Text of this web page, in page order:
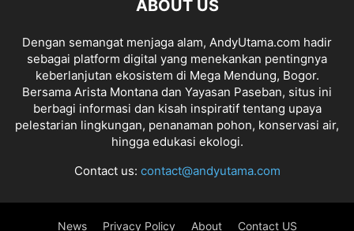
ABOUT US
Dengan semangat menjaga alam, AndyUtama.com hadir
sebagai platform digital yang menekankan pentingnya
keberlanjutan ekosistem di Mega Mendung, Bogor.
Bersama Arista Montana dan Yayasan Paseban, situs ini
berbagi informasi dan kisah inspiratif tentang upaya
pelestarian lingkungan, penanaman pohon, konservasi air,
hingga edukasi ekologi.
Contact us: contact@andyutama.com
News Privacy Policy About Contact US